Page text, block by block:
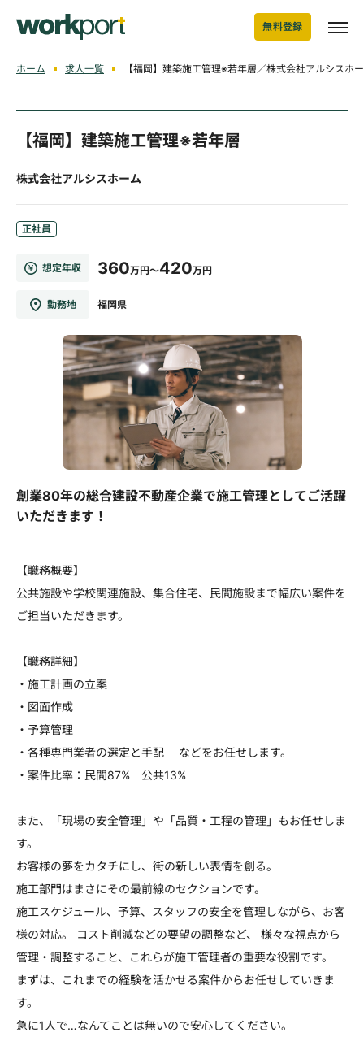
無料登録
ホーム 求人一覧 【福岡】建築施工管理※若年層／株式会社アルシスホ
【福岡】建築施工管理※若年層
株式会社アルシスホーム
正社員
想定年収 360万円～420万円
勤務地 福岡県
創業80年の総合建設不動産企業で施工管理としてご活躍
いただきます！
【職務概要】
公共施設や学校関連施設、集合住宅、民間施設まで幅広い案件を
ご担当いただきます。
【職務詳細】
・施工計画の立案
・図面作成
・予算管理
・各種専門業者の選定と手配 などをお任せします。
・案件比率：民間87% 公共13%
また、「現場の安全管理」や「品質・工程の管理」もお任せしま
す。
お客様の夢をカタチにし、街の新しい表情を創る。
施工部門はまさにその最前線のセクションです。
施工スケジュール、予算、スタッフの安全を管理しながら、お客
様の対応。 コスト削減などの要望の調整など、 様々な視点から
管理・調整すること、これらが施工管理者の重要な役割です。
まずは、これまでの経験を活かせる案件からお任せしていきま
す。
急に1人で…なんてことは無いので安心してください。